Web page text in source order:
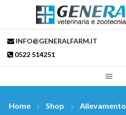
INFO@GENERALFARM.IT
0522 514251
Home Shop Allevamento